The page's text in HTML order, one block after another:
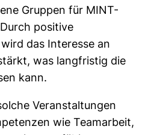
Gruppen für MINT-
positive
das Interesse an
was langfristig die
kann.
Veranstaltungen
wie Teamarbeit,